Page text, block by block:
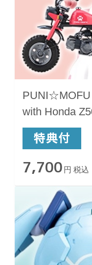
with Honda
7,700 円 税込